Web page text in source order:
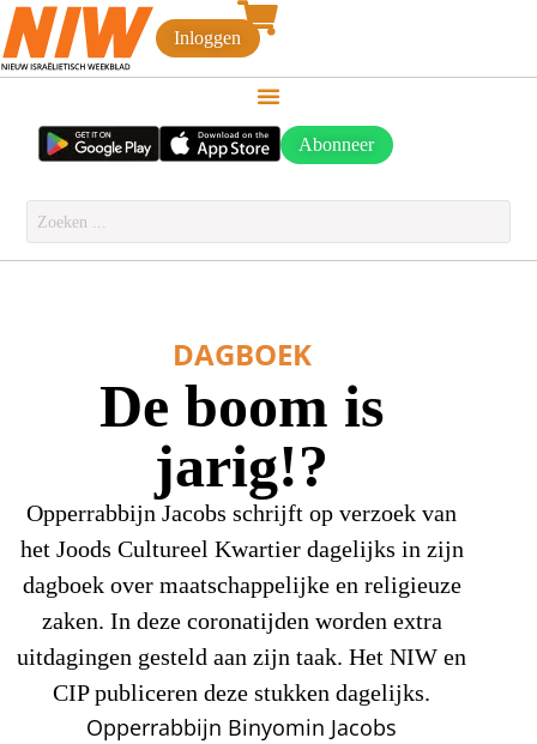
Inloggen
Abonneer
DAGBOEK
De boom is
jarig!?
Opperrabbijn Jacobs schrijft op verzoek van
het Joods Cultureel Kwartier dagelijks in zijn
dagboek over maatschappelijke en religieuze
zaken. In deze coronatijden worden extra
uitdagingen gesteld aan zijn taak. Het NIW en
CIP publiceren deze stukken dagelijks.
Opperrabbijn Binyomin Jacobs